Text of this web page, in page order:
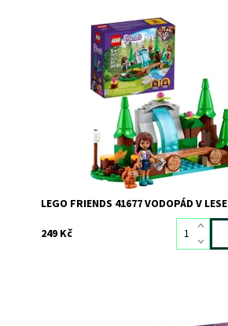
Skvělá stavebnice pro malé objevitelky
Dostupnost:
Skladem1
8620
LEGO
LEGO FRIENDS 41677 VODOPÁD V LESE
249 Kč